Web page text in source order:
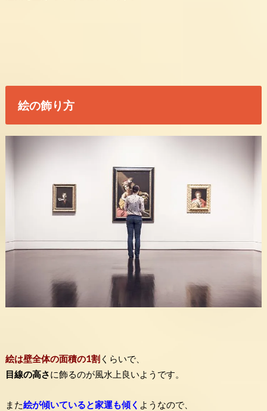
絵の飾り方
絵は壁全体の面積の1割 くらいで、
目線の高さに飾るのが風水上良いようです。
また絵が傾いていると家運も傾く ようなので、